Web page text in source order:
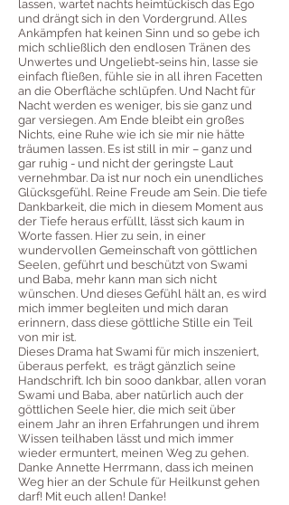
lassen, wartet nachts heimtückisch das Ego
und drängt sich in den Vordergrund. Alles
Ankämpfen hat keinen Sinn und so gebe ich
mich schließlich den endlosen Tränen des
Unwertes und Ungeliebt-seins hin, lasse sie
einfach fließen, fühle sie in all ihren Facetten
an die Oberfläche schlüpfen. Und Nacht für
Nacht werden es weniger, bis sie ganz und
gar versiegen. Am Ende bleibt ein großes
Nichts, eine Ruhe wie ich sie mir nie hätte
träumen lassen. Es ist still in mir – ganz und
gar ruhig - und nicht der geringste Laut
vernehmbar. Da ist nur noch ein unendliches
Glücksgefühl. Reine Freude am Sein. Die tiefe
Dankbarkeit, die mich in diesem Moment aus
der Tiefe heraus erfüllt, lässt sich kaum in
Worte fassen. Hier zu sein, in einer
wundervollen Gemeinschaft von göttlichen
Seelen, geführt und beschützt von Swami
und Baba, mehr kann man sich nicht
wünschen. Und dieses Gefühl hält an, es wird
mich immer begleiten und mich daran
erinnern, dass diese göttliche Stille ein Teil
von mir ist.
Dieses Drama hat Swami für mich inszeniert,
überaus perfekt, es trägt gänzlich seine
Handschrift. Ich bin sooo dankbar, allen voran
Swami und Baba, aber natürlich auch der
göttlichen Seele hier, die mich seit über
einem Jahr an ihren Erfahrungen und ihrem
Wissen teilhaben lässt und mich immer
wieder ermuntert, meinen Weg zu gehen.
Danke Annette Herrmann, dass ich meinen
Weg hier an der Schule für Heilkunst gehen
darf! Mit euch allen! Danke!